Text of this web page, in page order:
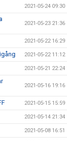
2021-05-24 09:30
2021-05-23 21:36
2021-05-22 16:29
2021-05-22 11:12
2021-05-21 22:24
2021-05-16 19:16
2021-05-15 15:59
2021-05-14 21:34
2021-05-08 16:51